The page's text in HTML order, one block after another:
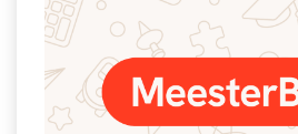
Schoolreisideeën
Schoolspullen
Seizoenen
Seksualiteit
Jenaplanonderwijs
Daltononderwijs
Schoolspullen